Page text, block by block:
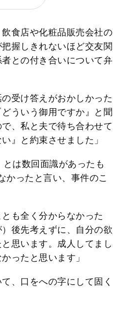
食店や化粧品販売会社の
握しきれないほど交友関
との付き合いについて弁
受け答えがおかしかった
ういう御用ですか』と聞
、私と夫で待ち合わせて
』と約束させました」
は数回面識があったも
かったと言い、事件のこ
も全く分からなかった
後先考えずに、自分の欲
思います。成人してまし
ったと思います」
、口をへの字にして固く